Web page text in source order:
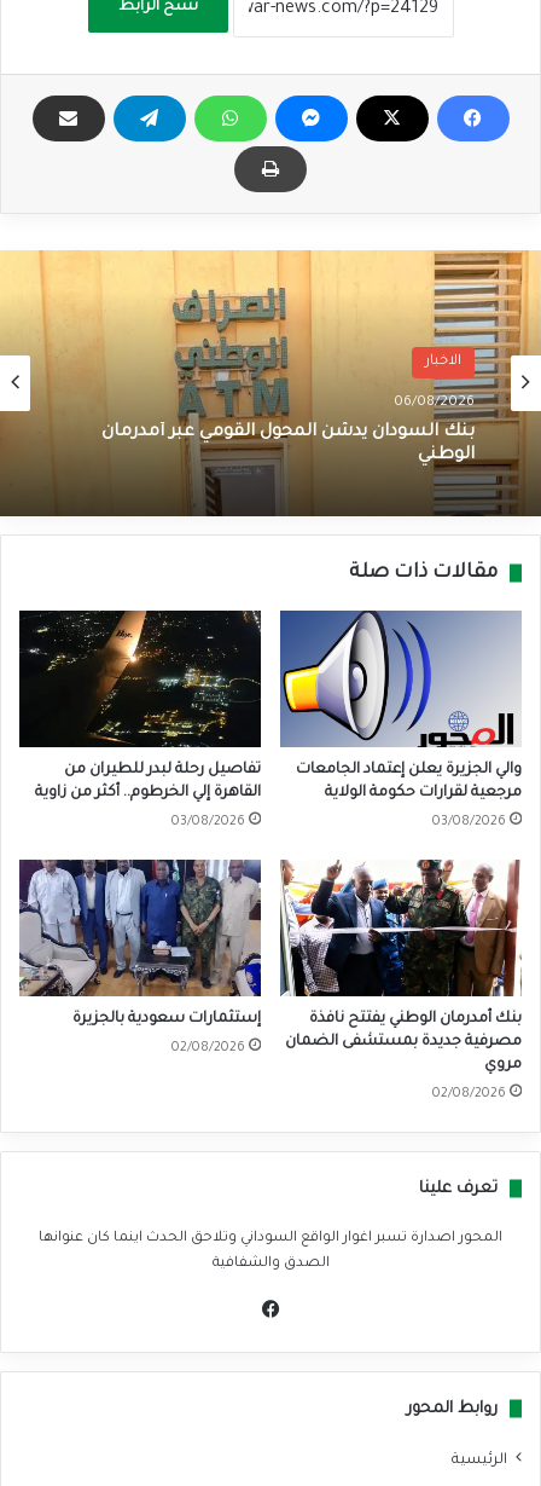
نسخ الرابط
الاخبار
06/08/2026
بنك السودان يدشن المحول القومي عبر أمدرمان
الوطني
مقالات ذات صلة
والي الجزيرة يعلن إعتماد الجامعات
مرجعية لقرارات حكومة الولاية
03/08/2026
تفاصيل رحلة لبدر للطيران من
القاهرة إلي الخرطوم.. أكثر من زاوية
03/08/2026
بنك أمدرمان الوطني يفتتح نافذة
مصرفية جديدة بمستشفى الضمان
مروي
02/08/2026
إستثمارات سعودية بالجزيرة
02/08/2026
تعرف علينا
المحور اصدارة تسبر اغوار الواقع السوداني وتلاحق الحدث اينما كان عنوانها
الصدق والشفافية
روابط المحور
الرئيسية